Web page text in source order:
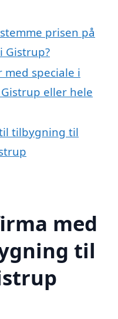
prisen på
Gistrup?
speciale i
eller hele
tilbygning til
med
til